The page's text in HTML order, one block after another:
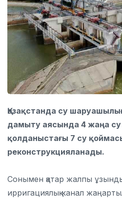
Қазақстанда су
дамыту аясында 4 жаңа
қолданыстағы 7 су
реконструкцияланады.
Сонымен қатар жалпы
ирригациялық канал